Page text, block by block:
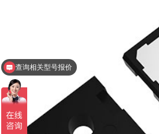
查询相关型号报价